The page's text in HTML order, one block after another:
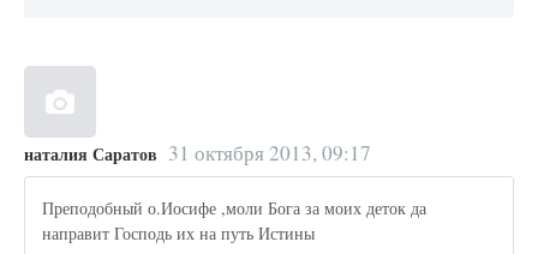
наталия Саратов 31 октября 2013, 09:17
Преподобный о.Иосифе ,моли Бога за моих деток да
направит Господь их на путь Истины